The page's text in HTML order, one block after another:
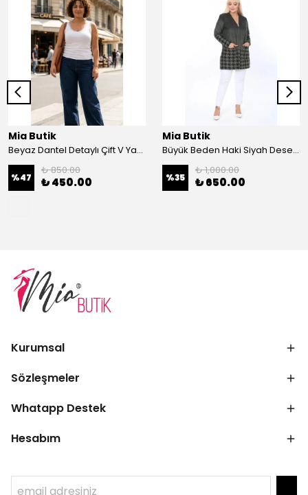
Mia Butik
Beyaz Dantel Detaylı Çift V Yaka Karşkorse Esnek Bluz
%47
₺ 850.00
₺ 450.00
Mia Butik
Büyük Beden Haki Siyah Desenli Hırka
%35
₺ 1,000.00
₺ 650.00
Kurumsal
Sözleşmeler
Whatapp Destek
Hesabım